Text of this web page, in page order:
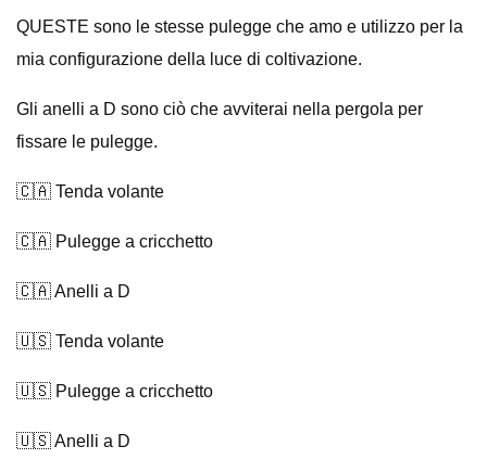
QUESTE sono le stesse pulegge che amo e utilizzo per la
mia configurazione della luce di coltivazione.
Gli anelli a D sono ciò che avviterai nella pergola per
fissare le pulegge.
🇨🇦 Tenda volante
🇨🇦 Pulegge a cricchetto
🇨🇦 Anelli a D
🇺🇸 Tenda volante
🇺🇸 Pulegge a cricchetto
🇺🇸 Anelli a D